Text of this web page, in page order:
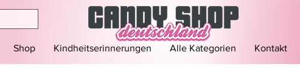
Shop Kindheitserinnerungen Alle Kategorien Kontakt